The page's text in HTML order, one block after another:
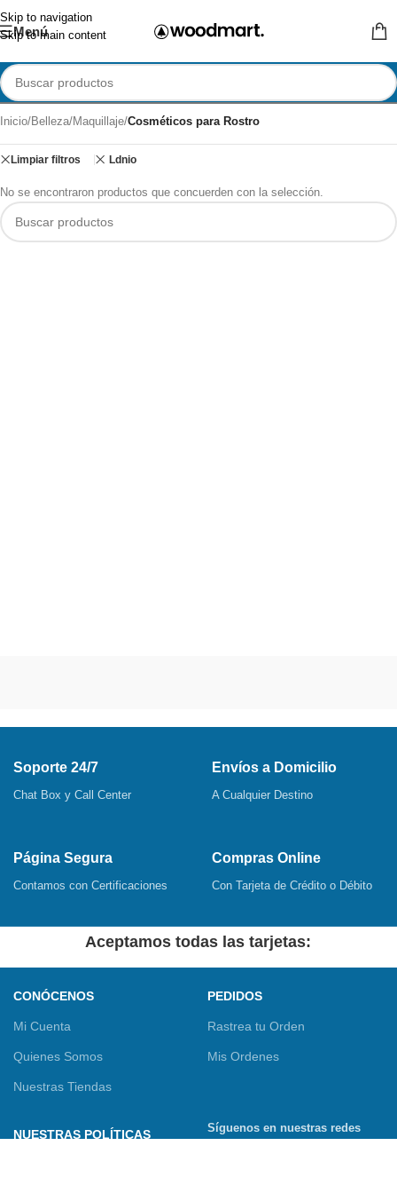
Skip to navigation
Skip to main content
Menú
Inicio/Belleza/Maquillaje/Cosméticos para Rostro
Limpiar filtros Ldnio
No se encontraron productos que concuerden con la selección.
Soporte 24/7
Chat Box y Call Center
Envíos a Domicilio
A Cualquier Destino
Página Segura
Contamos con Certificaciones
Compras Online
Con Tarjeta de Crédito o Débito
Aceptamos todas las tarjetas:
CONÓCENOS
Mi Cuenta
Quienes Somos
Nuestras Tiendas
PEDIDOS
Rastrea tu Orden
Mis Ordenes
NUESTRAS POLÍTICAS
Síguenos en nuestras redes